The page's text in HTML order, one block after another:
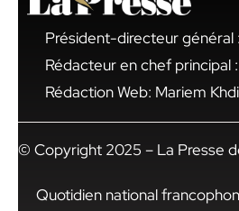
Président-directeur général
Rédacteur en chef principal
Rédaction Web: Mariem
© Copyright 2025 – La Presse
Quotidien national